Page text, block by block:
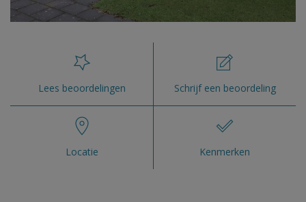
Lees beoordelingen Schrijf een beoordeling
Locatie Kenmerken